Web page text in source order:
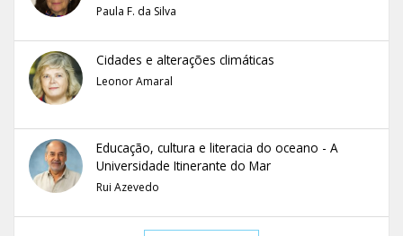
Paula F. da Silva
Cidades e alterações climáticas
Leonor Amaral
Educação, cultura e literacia do oceano - A
Universidade Itinerante do Mar
Rui Azevedo